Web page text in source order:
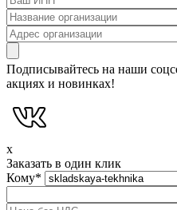
Подписывайтесь на наши
акциях и новинках!
x
Заказать в один клик
Кому*